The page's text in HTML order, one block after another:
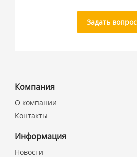
Задать вопрос
Компания
О компании
Контакты
Информация
Новости